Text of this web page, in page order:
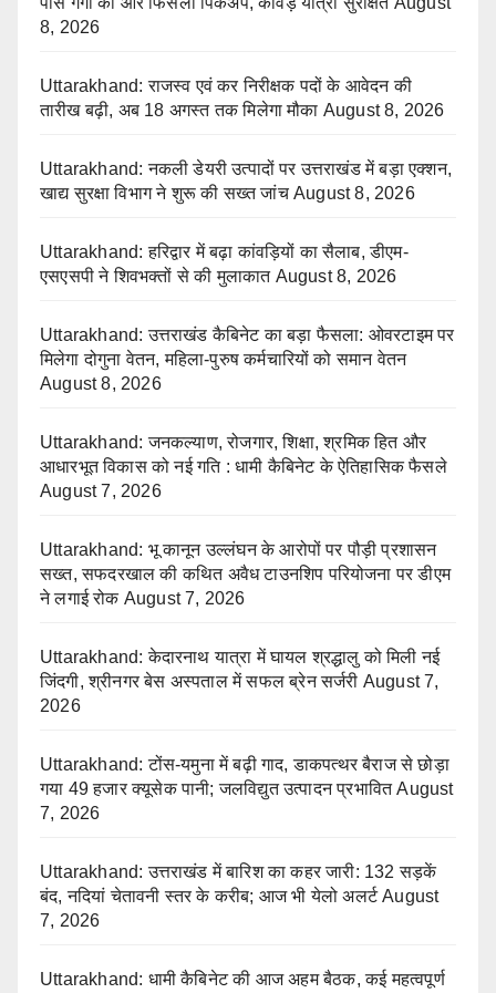
8, 2026
Uttarakhand: राजस्व एवं कर निरीक्षक पदों के आवेदन की
तारीख बढ़ी, अब 18 अगस्त तक मिलेगा मौका August 8, 2026
Uttarakhand: नकली डेयरी उत्पादों पर उत्तराखंड में बड़ा एक्शन,
खाद्य सुरक्षा विभाग ने शुरू की सख्त जांच August 8, 2026
Uttarakhand: हरिद्वार में बढ़ा कांवड़ियों का सैलाब, डीएम-
एसएसपी ने शिवभक्तों से की मुलाकात August 8, 2026
Uttarakhand: उत्तराखंड कैबिनेट का बड़ा फैसला: ओवरटाइम पर
मिलेगा दोगुना वेतन, महिला-पुरुष कर्मचारियों को समान वेतन
August 8, 2026
Uttarakhand: जनकल्याण, रोजगार, शिक्षा, श्रमिक हित और
आधारभूत विकास को नई गति : धामी कैबिनेट के ऐतिहासिक फैसले
August 7, 2026
Uttarakhand: भू कानून उल्लंघन के आरोपों पर पौड़ी प्रशासन
सख्त, सफदरखाल की कथित अवैध टाउनशिप परियोजना पर डीएम
ने लगाई रोक August 7, 2026
Uttarakhand: केदारनाथ यात्रा में घायल श्रद्धालु को मिली नई
जिंदगी, श्रीनगर बेस अस्पताल में सफल ब्रेन सर्जरी August 7,
2026
Uttarakhand: टोंस-यमुना में बढ़ी गाद, डाकपत्थर बैराज से छोड़ा
गया 49 हजार क्यूसेक पानी; जलविद्युत उत्पादन प्रभावित August
7, 2026
Uttarakhand: उत्तराखंड में बारिश का कहर जारी: 132 सड़कें
बंद, नदियां चेतावनी स्तर के करीब; आज भी येलो अलर्ट August
7, 2026
Uttarakhand: धामी कैबिनेट की आज अहम बैठक, कई महत्वपूर्ण